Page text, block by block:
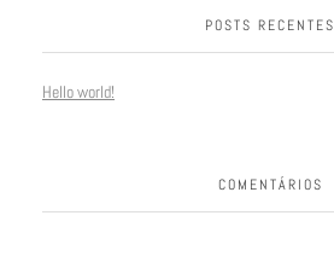
POSTS RECENTES
Hello world!
COMENTÁRIOS